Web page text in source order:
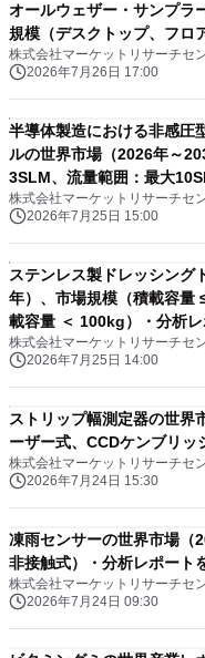
オールウェザー・サンプラ
規模（デスクトップ、フロ
株式会社マーケットリサーチセ
2026年7月26日 17:00
半導体製造における非感圧
ルの世界市場（2026年～
3SLM、流量範囲：最大
他）・分析レポートを発表
株式会社マーケットリサーチセ
2026年7月25日 15:00
ステンレス製ドレッシング
年）、市場規模（積載容
載容量 ＜ 100kg）・分析
株式会社マーケットリサーチセ
2026年7月25日 14:00
ストリップ幅測定器の世界
ーザー式、CCDケンブリ
株式会社マーケットリサーチセ
2026年7月24日 15:30
凍雨センサーの世界市場（
非接触式）・分析レポート
株式会社マーケットリサーチセ
2026年7月24日 09:30